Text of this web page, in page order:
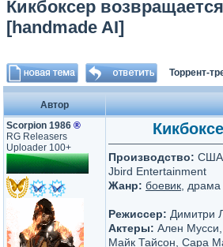
Кикбоксер
[handmade AI]
Торрент-
Автор
Scorpion 1986 ®
RG Releasers
Uploader 100+
Производство: США
Jbird Entertainment
Жанр: боевик , драма
Режиссер: Димитри
Актеры: Ален
Майк Тайсон, Сара